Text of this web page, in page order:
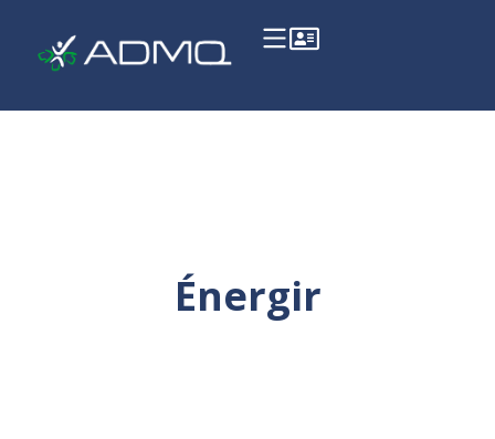
Énergir